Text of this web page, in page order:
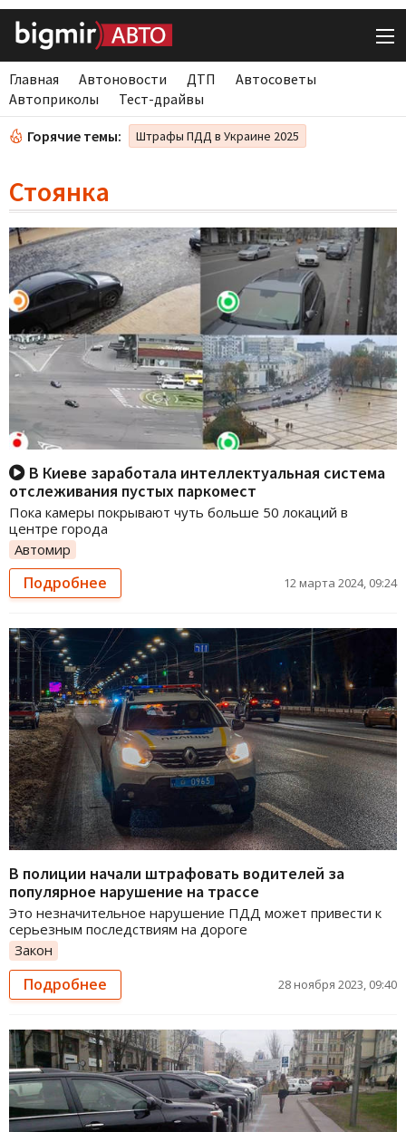
Главная Автоновости ДТП
Автосоветы
Автоприколы
Тест-драйвы
Горячие темы: Штрафы ПДД в Украине 2025
Стоянка
В Киеве заработала интеллектуальная система
отслеживания пустых паркомест
Пока камеры покрывают чуть больше 50 локаций в
центре города
Автомир
Подробнее 12 марта 2024, 09:24
В полиции начали штрафовать водителей за
популярное нарушение на трассе
Это незначительное нарушение ПДД может привести к
серьезным последствиям на дороге
Закон
Подробнее 28 ноября 2023, 09:40